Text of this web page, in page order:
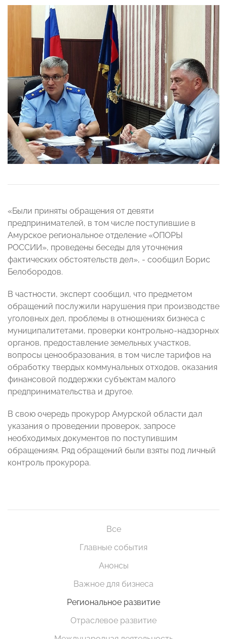
«Были приняты обращения от девяти
предпринимателей, в том числе поступившие в
Амурское региональное отделение «ОПОРЫ
РОССИИ», проведены беседы для уточнения
фактических обстоятельств дел», - сообщил Борис
Белобородов.
В частности, эксперт сообщил, что предметом
обращений послужили нарушения при производстве
уголовных дел, проблемы в отношениях бизнеса с
муниципалитетами, проверки контрольно-надзорных
органов, предоставление земельных участков,
вопросы ценообразования, в том числе тарифов на
обработку твердых коммунальных отходов, оказания
финансовой поддержки субъектам малого
предпринимательства и другое.
В свою очередь прокурор Амурской области дал
указания о проведении проверок, запросе
необходимых документов по поступившим
обращениям. Ряд обращений были взяты под личный
контроль прокурора.
Все
Главные события
Анонсы
Важное для бизнеса
Региональное развитие
Отраслевое развитие